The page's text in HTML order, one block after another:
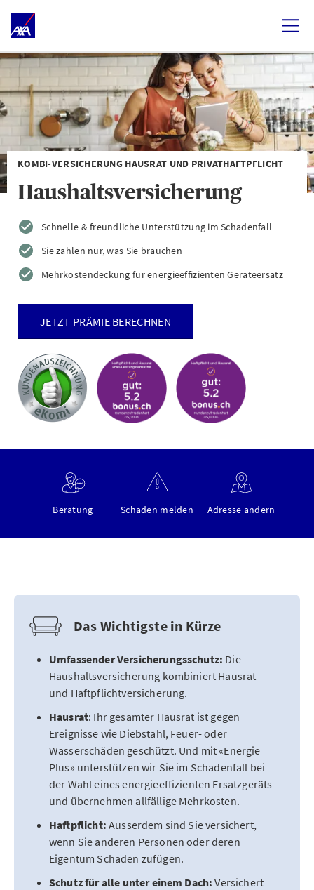
KOMBI-VERSICHERUNG HAUSRAT UND PRIVATHAFTPFLICHT
Haushaltsversicherung
Schnelle & freundliche Unterstützung im Schadenfall
Sie zahlen nur, was Sie brauchen
Mehrkostendeckung für energieeffizienten Geräteersatz
JETZT PRÄMIE BERECHNEN
Beratung Schaden melden Adresse ändern
Das Wichtigste in Kürze
Umfassender Versicherungsschutz: Die
Haushaltsversicherung kombiniert Hausrat-
und Haftpflichtversicherung.
Hausrat: Ihr gesamter Hausrat ist gegen
Ereignisse wie Diebstahl, Feuer- oder
Wasserschäden geschützt. Und mit «Energie
Plus» unterstützen wir Sie im Schadenfall bei
der Wahl eines energieeffizienten Ersatzgeräts
und übernehmen allfällige Mehrkosten.
Haftpflicht: Ausserdem sind Sie versichert,
wenn Sie anderen Personen oder deren
Eigentum Schaden zufügen.
Schutz für alle unter einem Dach: Versichert